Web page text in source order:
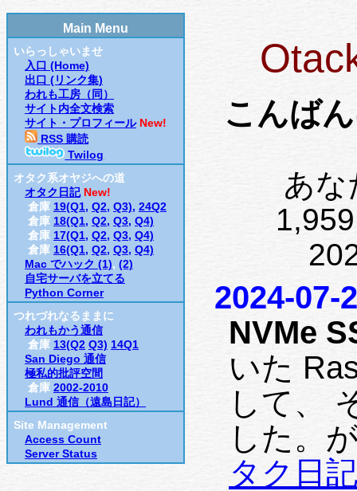
Main Menu
いらっしゃいませ
入口 (Home)
出口 (リンク集)
われも工房（同）
サイト内全文検索
サイト・プロフィール New!
RSS 購読
Twilog
オタク系オヤジへの道
オタク日記 New!
倉庫 19(Q1, Q2, Q3), 24Q2
倉庫 18(Q1, Q2, Q3, Q4)
倉庫 17(Q1, Q2, Q3, Q4)
倉庫 16(Q1, Q2, Q3, Q4)
Mac でハック (1), (2)
自宅サーバを立てる
Python Corner
つれづれなるままに
われもかう通信
倉庫 13(Q2 Q3) 14Q1
San Diego 通信
極私的批評空間
倉庫 2002-2010
Lund 通信（遠島日記）
Site Management
Access Count
Server Status
こんば
あな
2024-07-
NVMe
いた
して、
した。
タク日記